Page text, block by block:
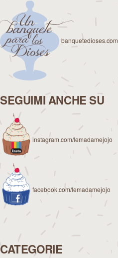
banquetedioses.com
SEGUIMI ANCHE SU
instagram.com/lemadamejojo
facebook.com/lemadamejojo
CATEGORIE